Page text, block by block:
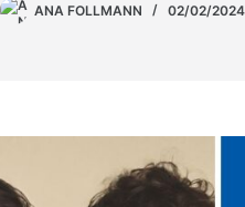
ANA FOLLMANN 02/02/2024